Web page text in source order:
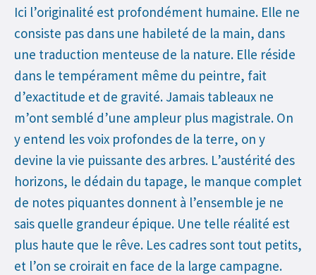
Ici l’originalité est profondément humaine. Elle ne
consiste pas dans une habileté de la main, dans
une traduction menteuse de la nature. Elle réside
dans le tempérament même du peintre, fait
d’exactitude et de gravité. Jamais tableaux ne
m’ont semblé d’une ampleur plus magistrale. On
y entend les voix profondes de la terre, on y
devine la vie puissante des arbres. L’austérité des
horizons, le dédain du tapage, le manque complet
de notes piquantes donnent à l’ensemble je ne
sais quelle grandeur épique. Une telle réalité est
plus haute que le rêve. Les cadres sont tout petits,
et l’on se croirait en face de la large campagne.